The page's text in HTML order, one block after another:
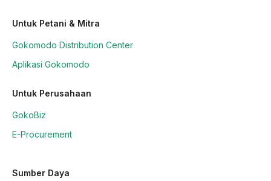
Untuk Petani & Mitra
Gokomodo Distribution Center
Aplikasi Gokomodo
Untuk Perusahaan
GokoBiz
E-Procurement
Sumber Daya